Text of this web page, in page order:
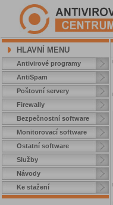
HLAVNÍ MENU
Antivirové programy
AntiSpam
Poštovní servery
Firewally
Bezpečnostní software
Monitorovací software
Ostatní software
Služby
Návody
Ke stažení